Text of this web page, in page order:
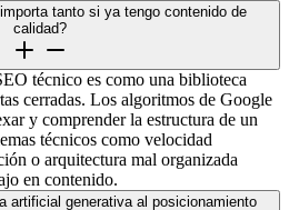
tanto si ya tengo contenido de
calidad?
técnico es como una biblioteca
cerradas. Los algoritmos de Google
y comprender la estructura de un
técnicos como velocidad
o arquitectura mal organizada
en contenido.
artificial generativa al posicionamiento